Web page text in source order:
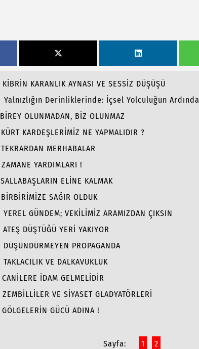
KİBRİN KARANLIK AYNASI VE SESSİZ DÜŞÜŞÜ
Yalnızlığın Derinliklerinde: İçsel Yolculuğun Ardında
BİREY OLUNMADAN, BİZ OLUNMAZ
KÜRT KARDEŞLERİMİZ NE YAPMALIDIR ?
TEKRARDAN MERHABALAR
ZAMANE YARDIMLARI !
SALLABAŞLARIN ELİNE KALMAK
BİRBİRİMİZE SAĞIR OLDUK
YEREL GÜNDEM; VEKİLİMİZ ARAMIZDAN ÇIKSIN
ATEŞ DÜŞTÜĞÜ YERİ YAKIYOR
DÜŞÜNDÜRMEYEN PROPAGANDA
TAKLACILIK VE DALKAVUKLUK
CANİLERE İDAM GELMELİDİR
ZEMBİLLİLER VE SİYASET GLADYATÖRLERİ
GÖLGELERİN GÜCÜ ADINA !
Sayfa: 1 2